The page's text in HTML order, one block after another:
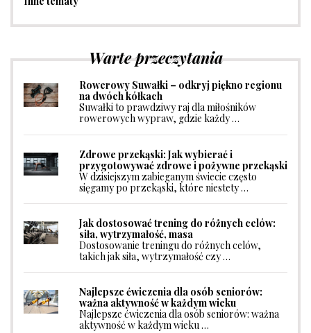
Warte przeczytania
Rowerowy Suwałki – odkryj piękno regionu
na dwóch kółkach
Suwałki to prawdziwy raj dla miłośników
rowerowych wypraw, gdzie każdy …
Zdrowe przekąski: Jak wybierać i
przygotowywać zdrowe i pożywne przekąski
W dzisiejszym zabieganym świecie często
sięgamy po przekąski, które niestety …
Jak dostosować trening do różnych celów:
siła, wytrzymałość, masa
Dostosowanie treningu do różnych celów,
takich jak siła, wytrzymałość czy …
Najlepsze ćwiczenia dla osób seniorów:
ważna aktywność w każdym wieku
Najlepsze ćwiczenia dla osób seniorów: ważna
aktywność w każdym wieku …